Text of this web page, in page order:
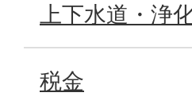
上下水道・浄
税金